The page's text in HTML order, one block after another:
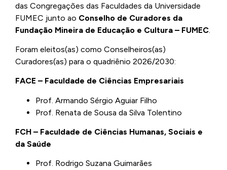
das Congregações das Faculdades da Universidade
FUMEC junto ao Conselho de Curadores da
Fundação Mineira de Educação e Cultura – FUMEC
Foram eleitos(as) como Conselheiros(as)
Curadores(as) para o quadriênio 2026/2030:
FACE – Faculdade de Ciências Empresariais
Prof. Armando Sérgio Aguiar Filho
Prof. Renata de Sousa da Silva Tolentino
FCH – Faculdade de Ciências Humanas, Sociais e
da Saúde
Prof. Rodrigo Suzana Guimarães